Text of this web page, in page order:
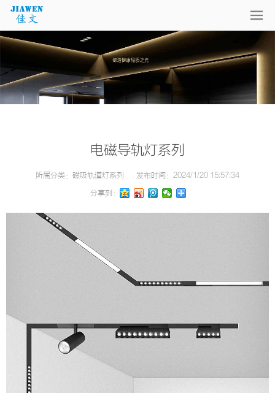
电磁导轨灯系列
所属分类： 磁吸轨道灯系列 发布时间： 2024/1/20 15:57:34
分享到：